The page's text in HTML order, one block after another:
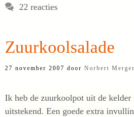
22 reacties
Zuurkoolsalade
27 november 2007 door Norbert
Ik heb de zuurkoolpot uit de kelder
uitstekend. Een goede extra